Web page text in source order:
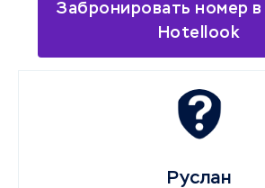
Забронировать номер в
Hotellook
Руслан